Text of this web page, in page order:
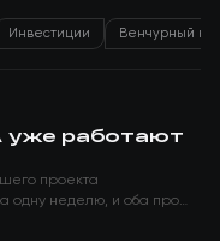
Инвестиции Венчурный
уже работают
проекта
одну неделю, и оба про